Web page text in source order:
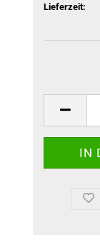
Lieferzeit: